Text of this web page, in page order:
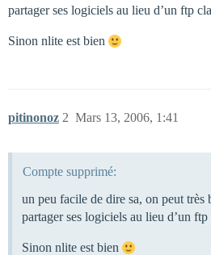
partager ses logiciels au lieu d’un ftp
Sinon nlite est bien
pitinonoz Mars 13, 2006, 1:41
2
Compte supprimé:
un peu facile de dire sa, on peut
partager ses logiciels au lieu d’un ftp
Sinon nlite est bien